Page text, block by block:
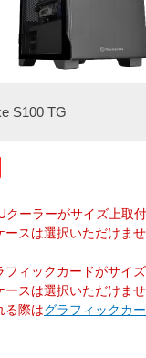
S100 TG
クーラーがサイズ上取
ースは選択いただけませ
ィックカードがサイ
スは選択いただけませ
る際はグラフィックカ